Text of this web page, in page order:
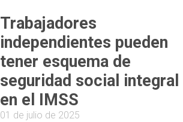
Trabajadores
independientes pueden
tener esquema de
seguridad social integral
en el IMSS
01 de julio de 2025